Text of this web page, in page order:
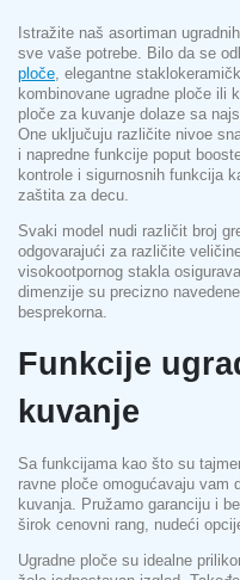
Istražite naš asortiman
sve vaše potrebe. Bilo da se
ploče , elegantne
kombinovane ugradne ploče ili
ploče za kuvanje dolaze sa
One uključuju različite nivoe
i napredne funkcije poput
kontrole i sigurnosnih funkcija
zaštita za decu.
Svaki model nudi različit broj
odgovarajući za različite
visokootpornog stakla
dimenzije su precizno
besprekorna.
Funkcije
kuvanje
Sa funkcijama kao što su
ravne ploče omogućavaju vam
kuvanja. Pružamo garanciju i
širok cenovni rang, nudeći
Ugradne ploče su idealne